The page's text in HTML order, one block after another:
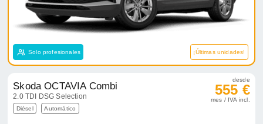
Solo profesionales ¡Últimas unidades!
Skoda OCTAVIA Combi
2.0 TDI DSG Selection
Diésel Automático
desde
555 €
mes / IVA incl.